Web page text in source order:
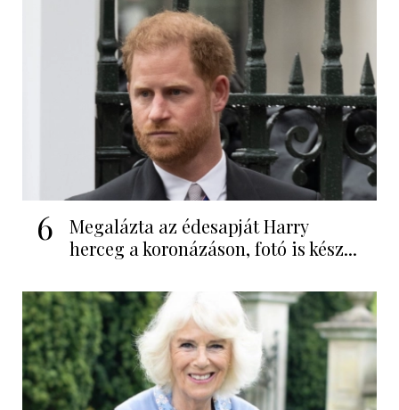
6
Megalázta az édesapját Harry
herceg a koronázáson, fotó is kész...